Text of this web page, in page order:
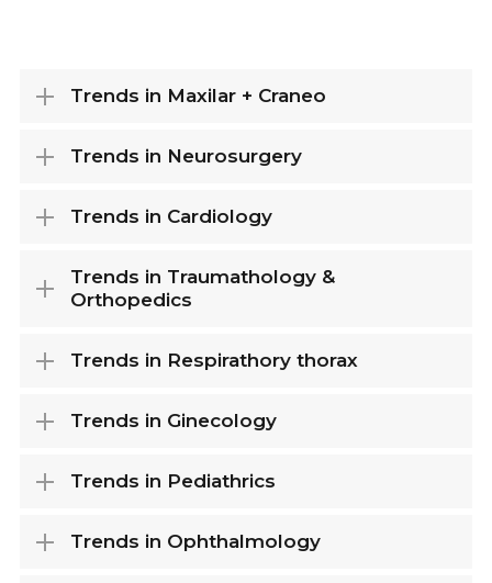
Trends in Maxilar + Craneo
Trends in Neurosurgery
Trends in Cardiology
Trends in Traumathology &
Orthopedics
Trends in Respirathory thorax
Trends in Ginecology
Trends in Pediathrics
Trends in Ophthalmology